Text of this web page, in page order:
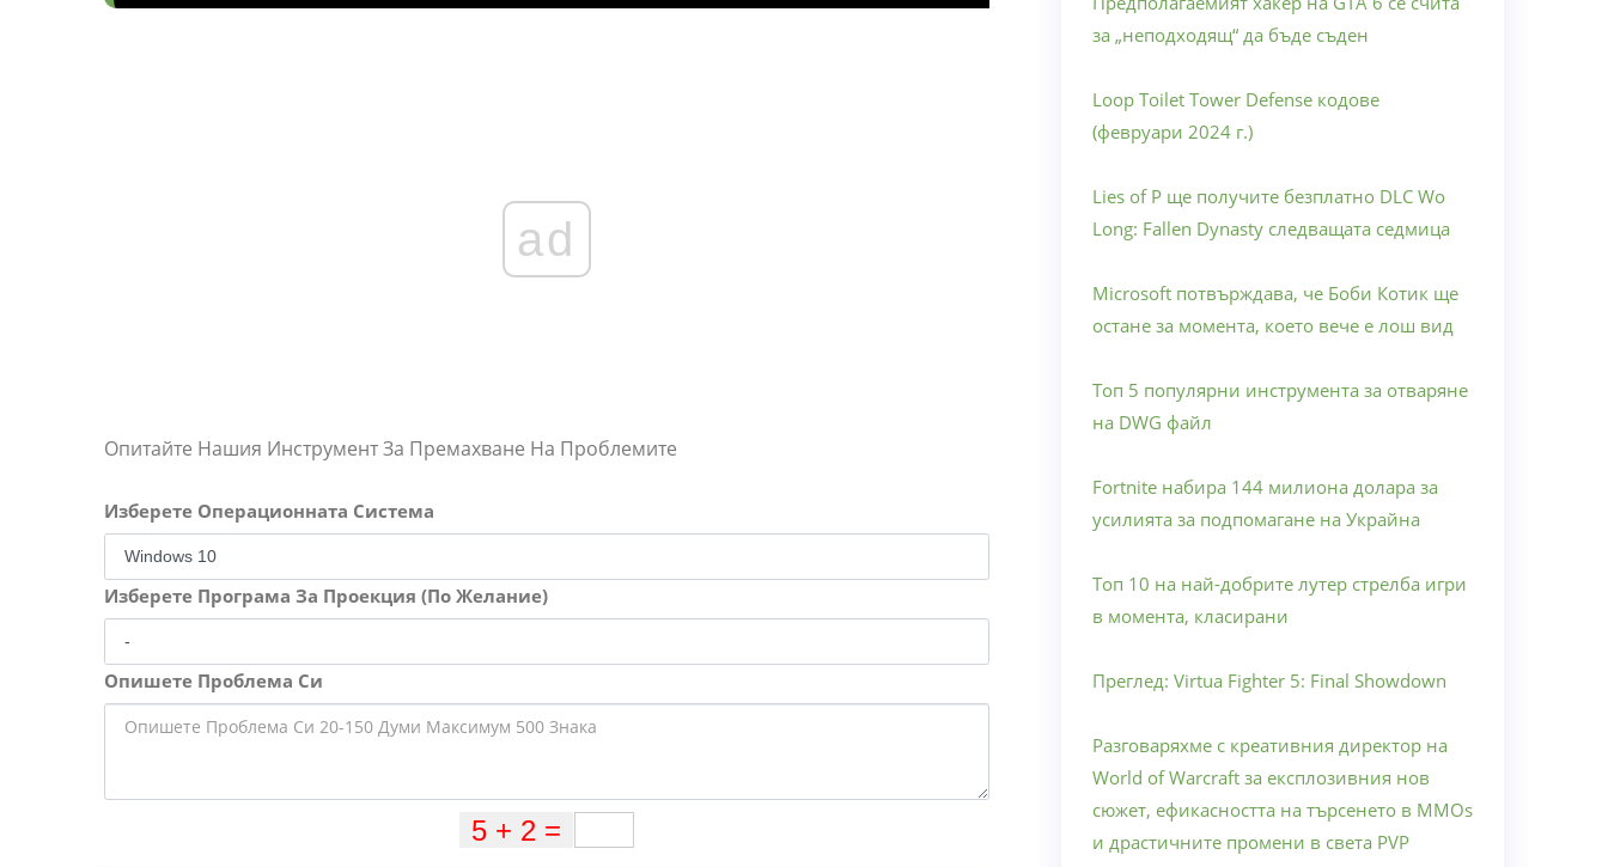
ad
Опитайте Нашия Инструмент За Премахване На Проблемите
Изберете Операционната Система
Изберете Програма За Проекция (По Желание)
Опишете Проблема Си
за „неподходящ“ да бъде съден
Loop Toilet Tower Defense кодове
(февруари 2024 г.)
Lies of P ще получите безплатно DLC Wo
Long: Fallen Dynasty следващата седмица
Microsoft потвърждава, че Боби Котик ще
остане за момента, което вече е лош вид
Топ 5 популярни инструмента за отваряне
на DWG файл
Fortnite набира 144 милиона долара за
усилията за подпомагане на Украйна
Топ 10 на най-добрите лутер стрелба игри
в момента, класирани
Преглед: Virtua Fighter 5: Final Showdown
Разговаряхме с креативния директор на
World of Warcraft за експлозивния нов
сюжет, ефикасността на търсенето в MMOs
и драстичните промени в света PVP